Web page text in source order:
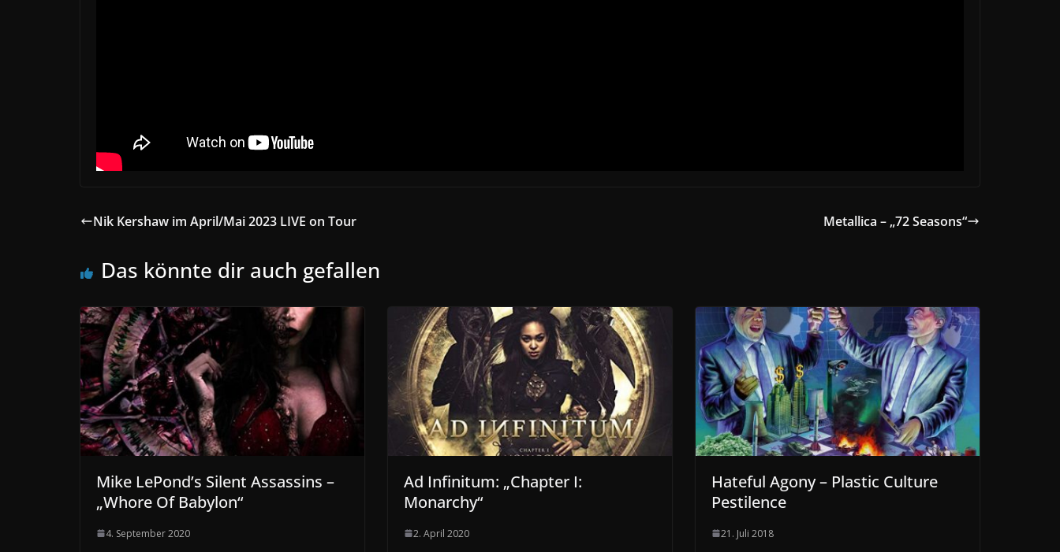
Nik Kershaw im April/Mai 2023 LIVE on Tour Metallica – „72 Seasons“
Das könnte dir auch gefallen
Mike LePond’s Silent Assassins –
„Whore Of Babylon“
4. September 2020
Ad Infinitum: „Chapter I:
Monarchy“
2. April 2020
Hateful Agony – Plastic Culture
Pestilence
21. Juli 2018